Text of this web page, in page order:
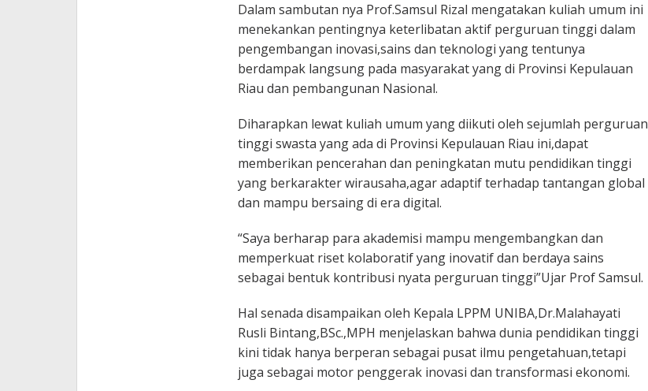
Dalam sambutan nya Prof.Samsul Rizal mengatakan kuliah umum ini
menekankan pentingnya keterlibatan aktif perguruan tinggi dalam
pengembangan inovasi,sains dan teknologi yang tentunya
berdampak langsung pada masyarakat yang di Provinsi Kepulauan
Riau dan pembangunan Nasional.
Diharapkan lewat kuliah umum yang diikuti oleh sejumlah perguruan
tinggi swasta yang ada di Provinsi Kepulauan Riau ini,dapat
memberikan pencerahan dan peningkatan mutu pendidikan tinggi
yang berkarakter wirausaha,agar adaptif terhadap tantangan global
dan mampu bersaing di era digital.
“Saya berharap para akademisi mampu mengembangkan dan
memperkuat riset kolaboratif yang inovatif dan berdaya sains
sebagai bentuk kontribusi nyata perguruan tinggi”Ujar Prof Samsul.
Hal senada disampaikan oleh Kepala LPPM UNIBA,Dr.Malahayati
Rusli Bintang,BSc.,MPH menjelaskan bahwa dunia pendidikan tinggi
kini tidak hanya berperan sebagai pusat ilmu pengetahuan,tetapi
juga sebagai motor penggerak inovasi dan transformasi ekonomi.